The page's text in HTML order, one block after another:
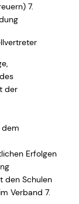
7.
der
dem
Erfolgen
den Schulen
Verband 7.